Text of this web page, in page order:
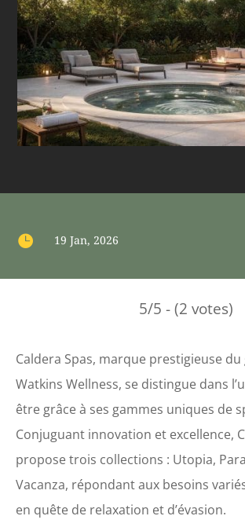
 19 Jan, 2026
5/5 - (2 votes)
Caldera Spas, marque prestigieuse
Watkins Wellness, se distingue dans
être grâce à ses gammes uniques de
Conjuguant innovation et excellence,
propose trois collections : Utopia,
Vacanza, répondant aux besoins
en quête de relaxation et d’évasion.